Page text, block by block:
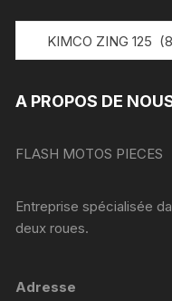
KIMCO ZING 125
A PROPOS DE
FLASH MOTOS PIECES
Entreprise spécialisée
deux roues.
Adresse